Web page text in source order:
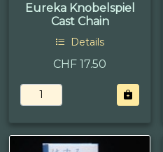
Eureka Knobelspiel
Cast Chain
Details
CHF 17.50